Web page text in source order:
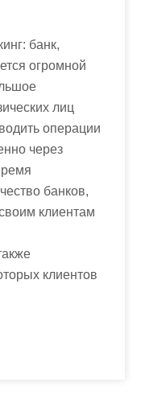
банк,
огромной
лиц
операции
через
банков,
клиентам
клиентов